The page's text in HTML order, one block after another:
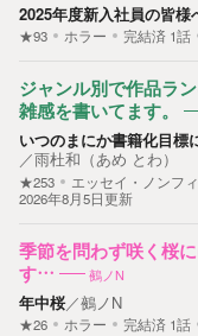
2025年度新入社員の皆様
★93 ホラー 完結済 1話
ジャンル別で作品ラ
雑感を書いてます。
いつのまにか書籍化目標
／雨杜和（あめ とわ）
★253 エッセイ・ノンフ
2026年8月5日更新
季節を問わず咲く桜
す…
鵺ノN
年中桜／鵺ノN
★26 ホラー 完結済 1話